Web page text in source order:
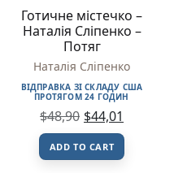
Готичне містечко –
Наталія Сліпенко –
Потяг
Наталія Сліпенко
ВІДПРАВКА ЗІ СКЛАДУ США
ПРОТЯГОМ 24 ГОДИН
$48,90 $44,01
ADD TO CART